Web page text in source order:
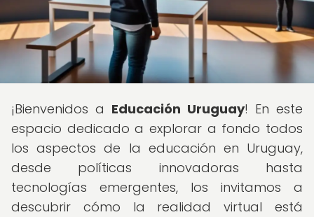
¡Bienvenidos a Educación Uruguay! En este
espacio dedicado a explorar a fondo todos
los aspectos de la educación en Uruguay,
desde políticas innovadoras hasta
tecnologías emergentes, los invitamos a
descubrir cómo la realidad virtual está